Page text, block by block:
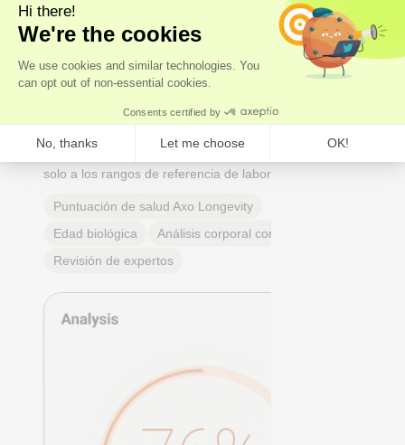
salud
Nuestrosexpertos, y no solo algoritmos, realizan un
análisis integral del organismo que abarca los sistemas
cardiovascular, hormonal, metabólico e inmunitario.
un cálculo de laedad biológicay un análisis completo
de cada marcador: su significado, su importancia y tu
solo a los rangos de referencia de laboratorio.
Puntuación de salud Axo Longevity
Edad biológica
Análisis corporal completo
Revisión de expertos